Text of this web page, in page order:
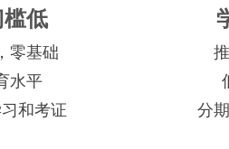
槛低
零基础
水平
和考证
分